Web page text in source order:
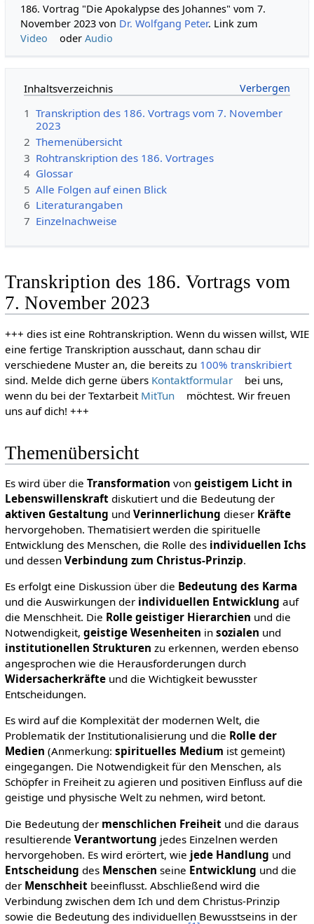
186. Vortrag "Die Apokalypse des Johannes" vom 7.
November 2023 von Dr. Wolfgang Peter. Link zum
Video
oderAudio
Inhaltsverzeichnis
1 Transkription des 186. Vortrags vom 7. November
2023
2 Themenübersicht
3 Rohtranskription des 186. Vortrages
4 Glossar
5 Alle Folgen auf einen Blick
6 Literaturangaben
7 Einzelnachweise
Transkription des 186. Vortrags vom
7. November 2023
+++ dies ist eine Rohtranskription. Wenn du wissen willst, WIE
eine fertige Transkription ausschaut, dann schau dir
verschiedene Muster an, die bereits zu 100% transkribiert
sind. Melde dich gerne übers Kontaktformular
bei uns,
wenn du bei der Textarbeit MitTun
möchtest. Wir freuen
uns auf dich! +++
Themenübersicht
Es wird über die Transformation von geistigem Licht in
Lebenswillenskraftdiskutiert und die Bedeutung der
aktiven Gestaltung und Verinnerlichung dieser Kräfte
hervorgehoben. Thematisiert werden die spirituelle
Entwicklung des Menschen, die Rolle des individuellen Ichs
und dessen Verbindung zum Christus-Prinzip.
Es erfolgt eine Diskussion über die Bedeutung des Karma
und die Auswirkungen der individuellen Entwicklung auf
die Menschheit. Die Rolle geistiger Hierarchien und die
Notwendigkeit, geistige Wesenheiten in sozialen und
institutionellen Strukturen zu erkennen, werden ebenso
angesprochen wie die Herausforderungen durch
Widersacherkräfteund die Wichtigkeit bewusster
Entscheidungen.
Es wird auf die Komplexität der modernen Welt, die
Problematik der Institutionalisierung und die Rolle der
Medien (Anmerkung: spirituelles Medium ist gemeint)
eingegangen. Die Notwendigkeit für den Menschen, als
Schöpfer in Freiheit zu agieren und positiven Einfluss auf die
geistige und physische Welt zu nehmen, wird betont.
Die Bedeutung der menschlichen Freiheitund die daraus
resultierende Verantwortung jedes Einzelnen werden
hervorgehoben. Es wird erörtert, wie jede Handlung und
Entscheidung des Menschen seine Entwicklung und die
der Menschheitbeeinflusst. Abschließend wird die
Verbindung zwischen dem Ich und dem Christus-Prinzip
sowie die Bedeutung des individuellen Bewusstseins in der